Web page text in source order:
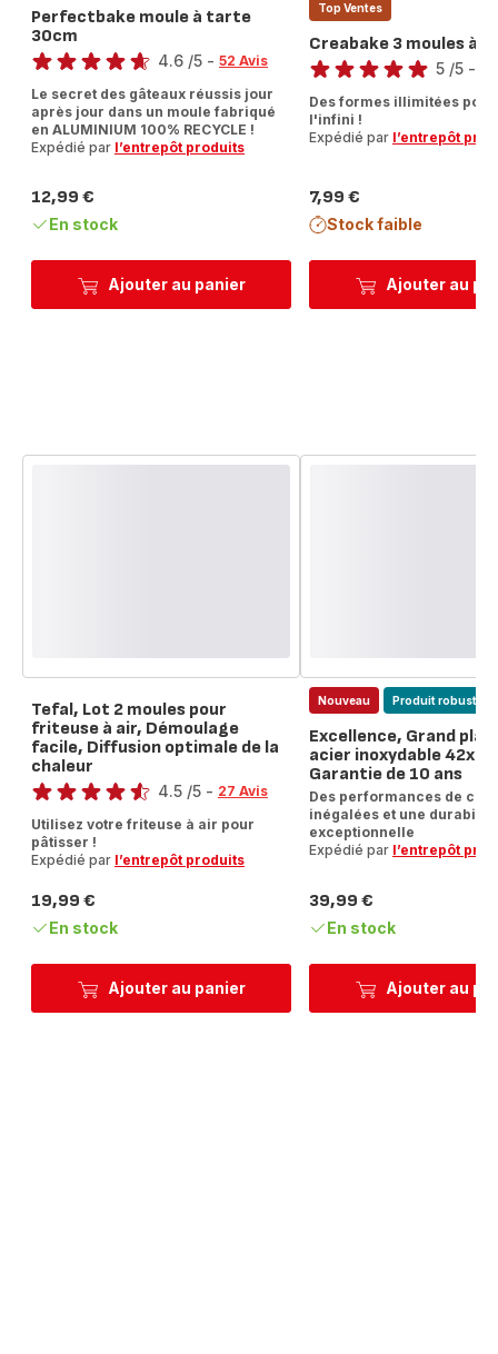
Ajouter au panier
Perfectbake moule à tarte
30cm
Note
4.6 /5 - 52 Avis
Le secret des gâteaux réussis jour
après jour dans un moule fabriqué
en ALUMINIUM 100% RECYCLE !
Expédié par l’entrepôt produits
Prix
12,99 €
En stock
Ajouter au
Top Ventes
Creabake 3 moules à
Note
5
étoiles
5 /5 -
Des formes illimitées
l'infini !
Expédié par l’entrepôt
Prix
7,99 €
Stock faible
Ajouter au panier
Tefal, Lot 2 moules pour
friteuse à air, Démoulage
facile, Diffusion optimale de la
chaleur
Note
4.5 /5 - 27 Avis
Utilisez votre friteuse à air pour
pâtisser !
Expédié par l’entrepôt produits
Prix
19,99 €
En stock
Ajouter au
Nouveau Produit robuste
Excellence, Grand plat
acier inoxydable
Garantie de 10 ans
Des performances de
inégalées et une durabilité
exceptionnelle
Expédié par l’entrepôt
Prix
39,99 €
En stock